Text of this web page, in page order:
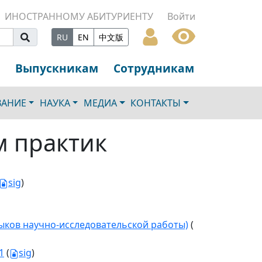
ИНОСТРАННОМУ АБИТУРИЕНТУ Войти
RU EN 中文版
Выпускникам Сотрудникам
НАУКА МЕДИА КОНТАКТЫ
практик
sig)
научно-исследовательской работы)(
( sig)